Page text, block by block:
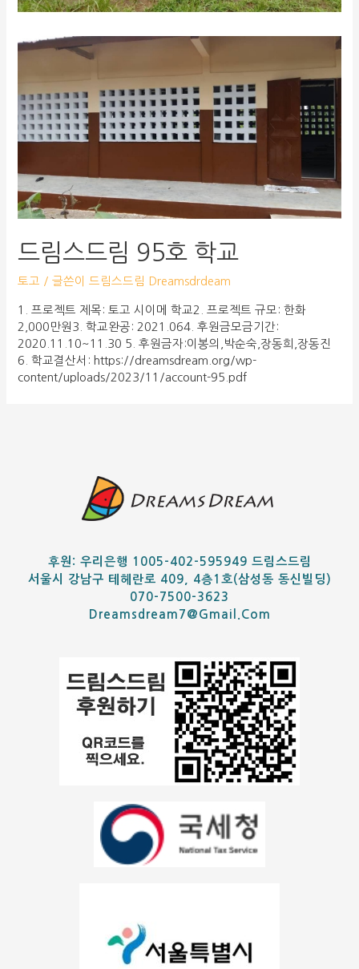
드림스드림 95호 학교
토고 / 글쓴이드림스드림 Dreamsdrdeam
1. 프로젝트 제목: 토고 시이메 학교2. 프로젝트 규모: 한화
2,000만원3. 학교완공: 2021.064. 후원금모금기간:
2020.11.10~11.30 5. 후원금자:이봉의,박순숙,장동희,장동진
6. 학교결산서: https://dreamsdream.org/wp-
content/uploads/2023/11/account-95.pdf
후원: 우리은행 1005-402-595949 드림스드림
서울시 강남구 테헤란로 409, 4층1호(삼성동 동신빌딩)
070-7500-3623
Dreamsdream7@gmail.com